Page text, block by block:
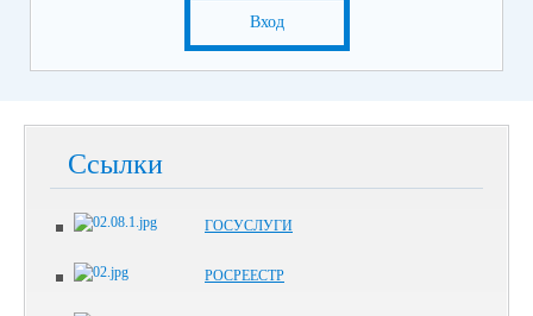
Вход
Ссылки
ГОСУСЛУГИ
РОСРЕЕСТР